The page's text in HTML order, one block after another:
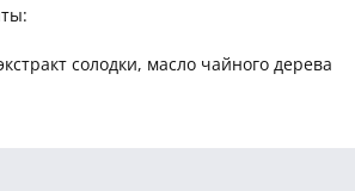
солодки, масло чайного дерева